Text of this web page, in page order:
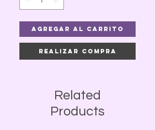
Agregar al carrito
Realizar compra
Related
Products